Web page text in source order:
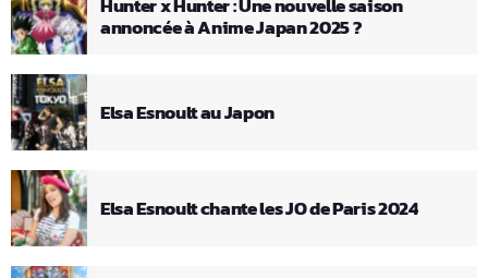
Hunter x Hunter : Une nouvelle saison
annoncée à Anime Japan 2025 ?
Elsa Esnoult au Japon
Elsa Esnoult chante les JO de Paris 2024